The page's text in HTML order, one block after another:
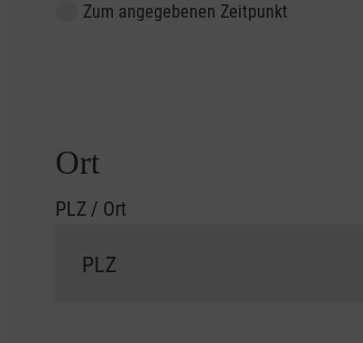
Zum angegebenen Zeitpunkt
Ort
PLZ / Ort